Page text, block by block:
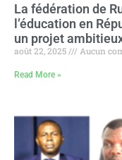
La fédération de
l’éducation en
un projet
août 22, 2025 Aucun
Read More »